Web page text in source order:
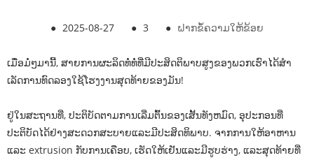
● 2025-08-27 ● 3 ● ຝາກຂໍ້ຄວາມໃຫ້ຂ້ອຍ
ເມື່ອມໍ່ໆມານີ້, ສາຍການຜະລິດທໍ່ທໍ່ທີ່ມີປະສິດຕິພາບສູງຂອງພວກເຮົາໄດ້ສໍາ
ເລັດການທົດລອງໃຊ້ໂຮງງານສຸດທ້າຍຂອງມັນ!
ຢູ່ໃນສະຖານທີ່, ປະຕິບັດຕາມການເລີ່ມຕົ້ນຂອງເສັ້ນທັງຫມົດ, ອຸປະກອນທີ່
ປະຕິບັດໄດ້ຢ່າງສະດວກສະບາຍແລະມີປະສິດທິພາບ. ຈາກການໃຫ້ອາຫານ
ແລະ extrusion ກັບການເຄືອບ, ເຮັດໃຫ້ເຢັນແລະມີຮູບຮ່າງ, ແລະສຸດທ້າຍທີ່